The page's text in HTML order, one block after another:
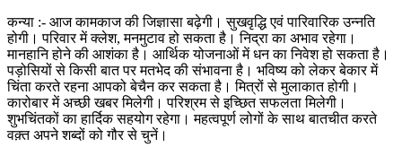
कन्या :- आज कामकाज की जिज्ञासा बढ़ेगी। सुखवृद्धि एवं पारिवारिक उन्नति
होगी। परिवार में क्लेश, मनमुटाव हो सकता है। निद्रा का अभाव रहेगा।
मानहानि होने की आशंका है। आर्थिक योजनाओं में धन का निवेश हो सकता है।
पड़ोसियों से किसी बात पर मतभेद की संभावना है। भविष्य को लेकर बेकार में
चिंता करते रहना आपको बेचैन कर सकता है। मित्रों से मुलाकात होगी।
कारोबार में अच्छी खबर मिलेगी। परिश्रम से इच्छित सफलता मिलेगी।
शुभचिंतकों का हार्दिक सहयोग रहेगा। महत्वपूर्ण लोगों के साथ बातचीत करते
वक़्त अपने शब्दों को गौर से चुनें।